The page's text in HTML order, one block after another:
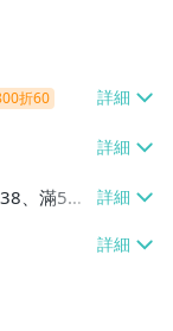
折60
、滿5件
取貨
款【單件
運
滿5件